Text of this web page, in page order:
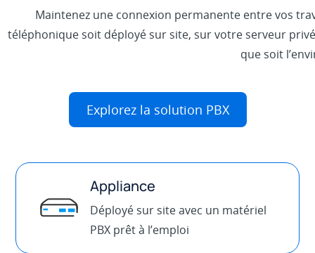
Maintenez une connexion permanente entre vos
téléphonique soit déployé sur site, sur votre serveur
que soit
Explorez la solution PBX
Appliance
Déployé sur site avec un matériel
PBX prêt à l’emploi